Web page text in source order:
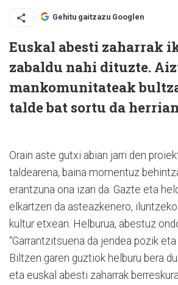
Gehitu gaitzazu Googlen
Euskal abesti zaharrak
zabaldu nahi dituzte.
mankomunitateak
talde bat sortu da
Orain aste gutxi abian jarri den
taldearena, baina momentuz
erantzuna ona izan da. Gazte eta
elkartzen da asteazkenero,
kultur etxean. Helburua, abestuz
“Garrantzitsuena da jendea pozik
Biltzen garen guztiok helburu bera
eta euskal abesti zaharrak